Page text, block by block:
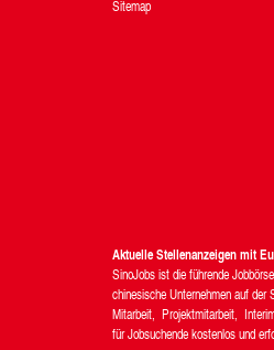
Sitemap
Aktuelle Stellenanzeigen mit
SinoJobs ist die führende
chinesische Unternehmen auf der
Mitarbeit, Projektmitarbeit,
für Jobsuchende kostenlos und